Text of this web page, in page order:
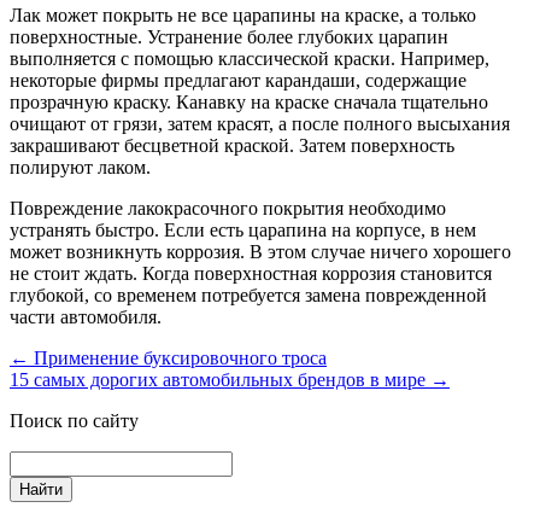
Лак может покрыть не все царапины на краске, а только
поверхностные. Устранение более глубоких царапин
выполняется с помощью классической краски. Например,
некоторые фирмы предлагают карандаши, содержащие
прозрачную краску. Канавку на краске сначала тщательно
очищают от грязи, затем красят, а после полного высыхания
закрашивают бесцветной краской. Затем поверхность
полируют лаком.
Повреждение лакокрасочного покрытия необходимо
устранять быстро. Если есть царапина на корпусе, в нем
может возникнуть коррозия. В этом случае ничего хорошего
не стоит ждать. Когда поверхностная коррозия становится
глубокой, со временем потребуется замена поврежденной
части автомобиля.
← Применение буксировочного троса
15 самых дорогих автомобильных брендов в мире →
Поиск по сайту